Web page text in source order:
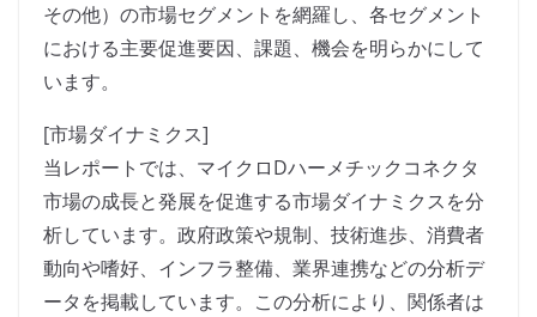
その他）の市場セグメントを網羅し、各セグメント
における主要促進要因、課題、機会を明らかにして
います。
[市場ダイナミクス]
当レポートでは、マイクロDハーメチックコネクタ
市場の成長と発展を促進する市場ダイナミクスを分
析しています。政府政策や規制、技術進歩、消費者
動向や嗜好、インフラ整備、業界連携などの分析デ
ータを掲載しています。この分析により、関係者は